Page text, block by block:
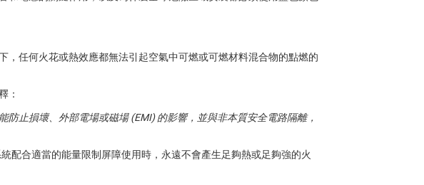
，任何火花或熱效應都無法引起空氣中可燃或可燃材料混合物的點燃的
：
防止損壞、外部電場或磁場 (EMI) 的影響，並與非本質安全電路隔離，
配合適當的能量限制屏障使用時，永遠不會產生足夠熱或足夠強的火